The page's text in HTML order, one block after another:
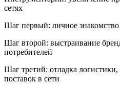
сетях
Шаг первый: личное знакомство
Шаг второй: выстраивание
потребителей
Шаг третий: отладка
поставок в сети